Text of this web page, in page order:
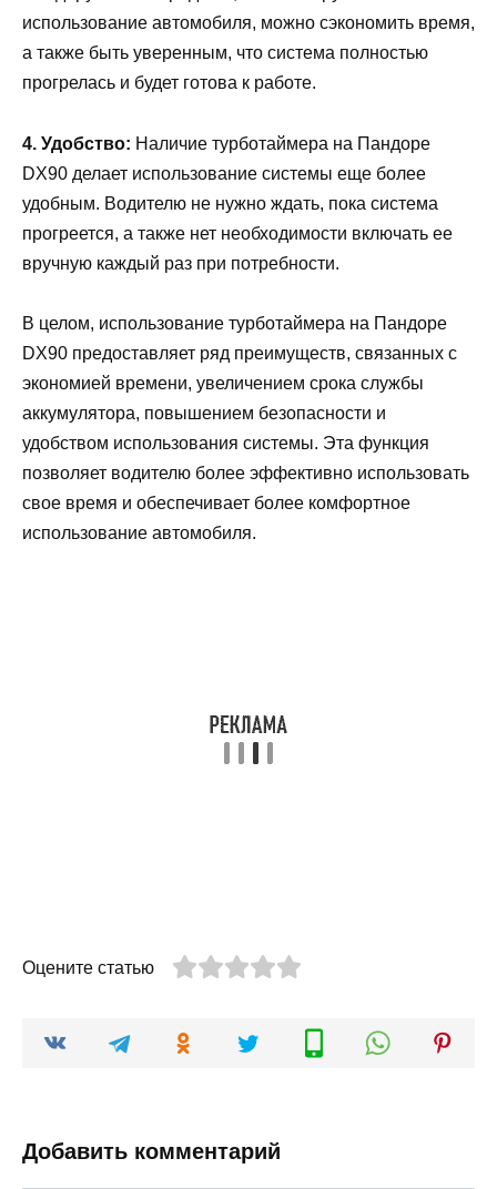
использование автомобиля, можно сэкономить время,
а также быть уверенным, что система полностью
прогрелась и будет готова к работе.
4. Удобство: Наличие турботаймера на Пандоре
DX90 делает использование системы еще более
удобным. Водителю не нужно ждать, пока система
прогреется, а также нет необходимости включать ее
вручную каждый раз при потребности.
В целом, использование турботаймера на Пандоре
DX90 предоставляет ряд преимуществ, связанных с
экономией времени, увеличением срока службы
аккумулятора, повышением безопасности и
удобством использования системы. Эта функция
позволяет водителю более эффективно использовать
свое время и обеспечивает более комфортное
использование автомобиля.
Оцените статью
Добавить комментарий